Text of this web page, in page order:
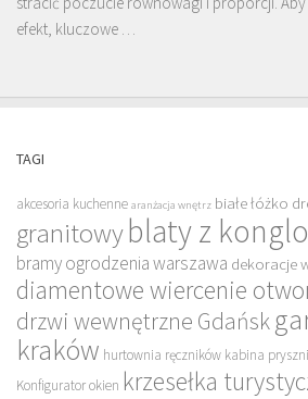
efekt, kluczowe …
TAGI
akcesoria kuchenne aranżacja wnętrz białe łóżko
granitowyblaty z
bramy ogrodzenia warszawa dekoracje
diamentowe wiercenie
drzwi wewnętrzne Gdańsk
kraków hurtownia ręczników kabina
Konfigurator okien krzesełka